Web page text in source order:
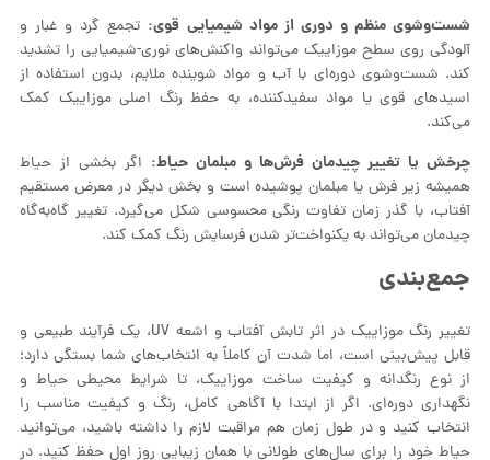
شست‌وشوی منظم و دوری از مواد شیمیایی قوی: تجمع گرد و غبار و
آلودگی روی سطح موزاییک می‌تواند واکنش‌های نوری-شیمیایی را تشدید
کند. شست‌وشوی دوره‌ای با آب و مواد شوینده ملایم، بدون استفاده از
اسیدهای قوی یا مواد سفیدکننده، به حفظ رنگ اصلی موزاییک کمک
می‌کند.
چرخش یا تغییر چیدمان فرش‌ها و مبلمان حیاط: اگر بخشی از حیاط
همیشه زیر فرش یا مبلمان پوشیده است و بخش دیگر در معرض مستقیم
آفتاب، با گذر زمان تفاوت رنگی محسوسی شکل می‌گیرد. تغییر گاه‌به‌گاه
چیدمان می‌تواند به یکنواخت‌تر شدن فرسایش رنگ کمک کند.
جمع‌بندی
تغییر رنگ موزاییک در اثر تابش آفتاب و اشعه UV، یک فرآیند طبیعی و
قابل پیش‌بینی است، اما شدت آن کاملاً به انتخاب‌های شما بستگی دارد؛
از نوع رنگدانه و کیفیت ساخت موزاییک، تا شرایط محیطی حیاط و
نگهداری دوره‌ای. اگر از ابتدا با آگاهی کامل، رنگ و کیفیت مناسب را
انتخاب کنید و در طول زمان هم مراقبت لازم را داشته باشید، می‌توانید
حیاط خود را برای سال‌های طولانی با همان زیبایی روز اول حفظ کنید. در